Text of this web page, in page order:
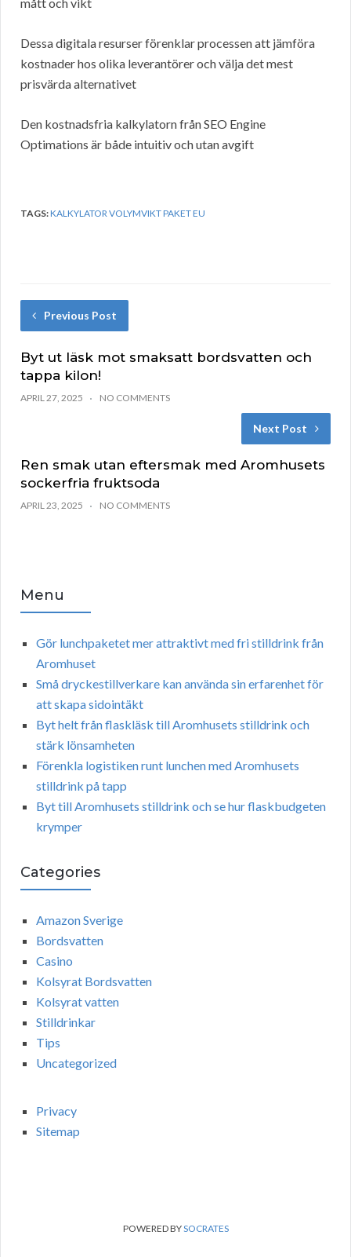
Dessa digitala resurser förenklar processen att jämföra
kostnader hos olika leverantörer och välja det mest
prisvärda alternativet
Den kostnadsfria kalkylatorn från SEO Engine
Optimations är både intuitiv och utan avgift
TAGS:KALKYLATOR VOLYMVIKT PAKET EU
Previous Post
Byt ut läsk mot smaksatt bordsvatten och
tappa kilon!
APRIL 27, 2025 NO COMMENTS
Next Post
Ren smak utan eftersmak med Aromhusets
sockerfria fruktsoda
APRIL 23, 2025 NO COMMENTS
Menu
Gör lunchpaketet mer attraktivt med fri stilldrink från
Aromhuset
Små dryckestillverkare kan använda sin erfarenhet för
att skapa sidointäkt
Byt helt från flaskläsk till Aromhusets stilldrink och
stärk lönsamheten
Förenkla logistiken runt lunchen med Aromhusets
stilldrink på tapp
Byt till Aromhusets stilldrink och se hur flaskbudgeten
krymper
Categories
Amazon Sverige
Bordsvatten
Casino
Kolsyrat Bordsvatten
Kolsyrat vatten
Stilldrinkar
Tips
Uncategorized
Privacy
Sitemap
POWERED BYSOCRATES